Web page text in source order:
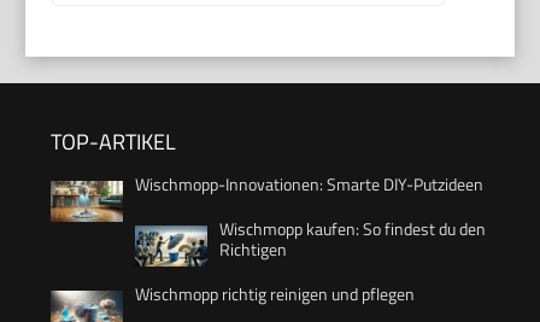
TOP-ARTIKEL
Wischmopp-Innovationen: Smarte DIY-Putzideen
Wischmopp kaufen: So findest du den
Richtigen
Wischmopp richtig reinigen und pflegen